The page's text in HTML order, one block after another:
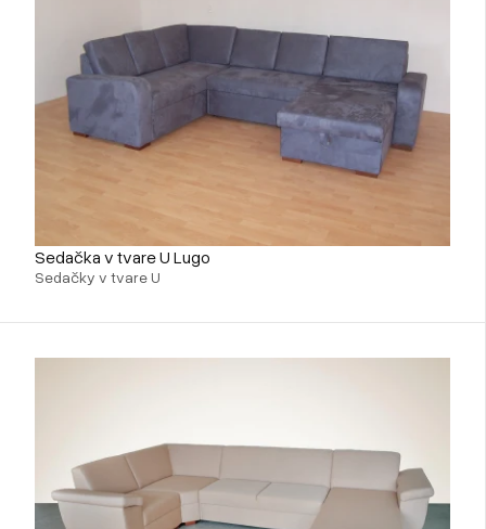
Sedačka v tvare U Lugo
Sedačky v tvare U